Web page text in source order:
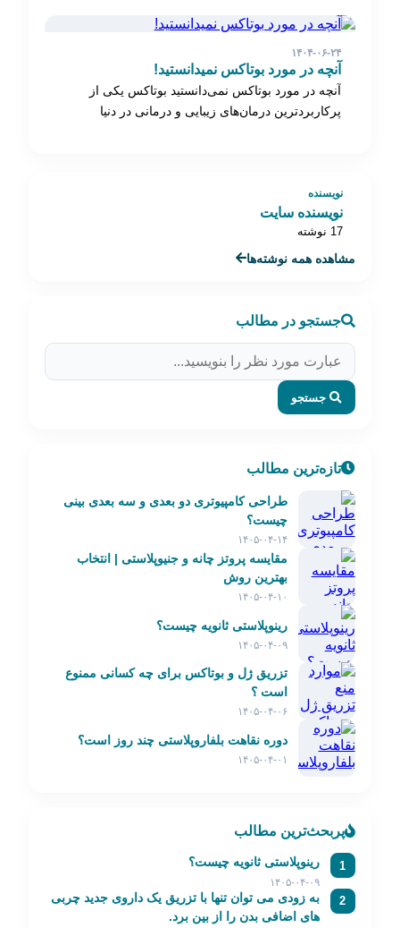
۱۴۰۴-۰۶-۲۴
آنچه در مورد بوتاکس نمیدانستید!
آنچه در مورد بوتاکس نمی‌دانستید بوتاکس یکی از
پرکاربردترین درمان‌های زیبایی و درمانی در دنیا
نویسنده
نویسنده سایت
17 نوشته
مشاهده همه نوشته‌ها
جستجو در مطالب
جستجو
تازه‌ترین مطالب
طراحی کامپیوتری دو بعدی و سه بعدی بینی
چیست؟
۱۴۰۵-۰۴-۱۴
مقایسه پروتز چانه و جنیوپلاستی | انتخاب
بهترین روش
۱۴۰۵-۰۴-۱۰
رینوپلاستی ثانویه چیست؟
۱۴۰۵-۰۴-۰۹
تزریق ژل و بوتاکس برای چه کسانی ممنوع
است ؟
۱۴۰۵-۰۴-۰۶
دوره نقاهت بلفاروپلاستی چند روز است؟
۱۴۰۵-۰۴-۰۱
پربحث‌ترین مطالب
1 رینوپلاستی ثانویه چیست؟
۱۴۰۵-۰۴-۰۹
2
به زودی می توان تنها با تزریق یک داروی جدید چربی
های اضافی بدن را از بین برد.